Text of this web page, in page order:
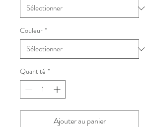
Couleur *
Quantité *
Ajouter au panier